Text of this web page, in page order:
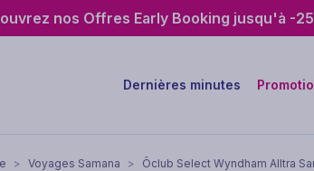
nos Offres Early Booking jusqu'à -
Dernières minutes
> Voyages Samana > Ôclub Select Wyndham Alltra